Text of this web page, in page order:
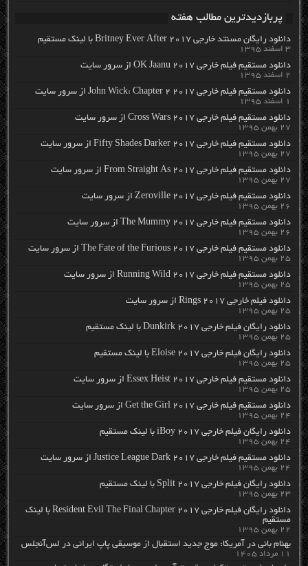
پربازدیدترین مطالب هفته
دانلود رایگان مسنتد خارجی Britney Ever After 2017 با لینک مستقیم
۳ اسفند ۱۳۹۵
دانلود مستقیم فیلم خارجی OK Jaanu 2017 از سرور سایت
۲ اسفند ۱۳۹۵
دانلود مستقیم فیلم خارجی John Wick: Chapter 2 2017 از سرور سایت
۱ اسفند ۱۳۹۵
دانلود مستقیم فیلم خارجی Cross Wars 2017 از سرور سایت
۲۷ بهمن ۱۳۹۵
دانلود مستقیم فیلم خارجی Fifty Shades Darker 2017 از سرور سایت
۲۷ بهمن ۱۳۹۵
دانلود مستقیم فیلم خارجی From Straight As 2017 از سرور سایت
۲۷ بهمن ۱۳۹۵
دانلود مستقیم فیلم خارجی Zeroville 2017 از سرور سایت
۲۶ بهمن ۱۳۹۵
دانلود مستقیم فیلم خارجی The Mummy 2017 از سرور سایت
۲۶ بهمن ۱۳۹۵
دانلود مستقیم فیلم خارجی The Fate of the Furious 2017 از سرور سایت
۲۵ بهمن ۱۳۹۵
دانلود مستقیم فیلم خارجی Running Wild 2017 از سرور سایت
۲۵ بهمن ۱۳۹۵
دانلود فیلم خارجی Rings 2017 از سرور سایت
۲۵ بهمن ۱۳۹۵
دانلود رایگان فیلم خارجی Dunkirk 2017 با لینک مستقیم
۲۵ بهمن ۱۳۹۵
دانلود رایگان فیلم خارجی Eloise 2017 با لینک مستقیم
۲۵ بهمن ۱۳۹۵
دانلود مستقیم فیلم خارجی Essex Heist 2017 از سرور سایت
۲۵ بهمن ۱۳۹۵
دانلود مستقیم فیلم خارجی Get the Girl 2017 از سرور سایت
۲۴ بهمن ۱۳۹۵
دانلود رایگان فیلم خارجی iBoy 2017 با لینک مستقیم
۲۴ بهمن ۱۳۹۵
دانلود مستقیم فیلم خارجی Justice League Dark 2017 از سرور سایت
۲۴ بهمن ۱۳۹۵
دانلود رایگان فیلم خارجی Split 2017 با لینک مستقیم
۲۳ بهمن ۱۳۹۵
دانلود رایگان فیلم خارجی Resident Evil The Final Chapter 2017 با لینک
مستقیم
۲۲ بهمن ۱۳۹۵
بهنام بانی در آمریکا: موج جدید استقبال از موسیقی پاپ ایرانی در لس‌آنجلس
۱۱ مرداد ۱۴۰۵